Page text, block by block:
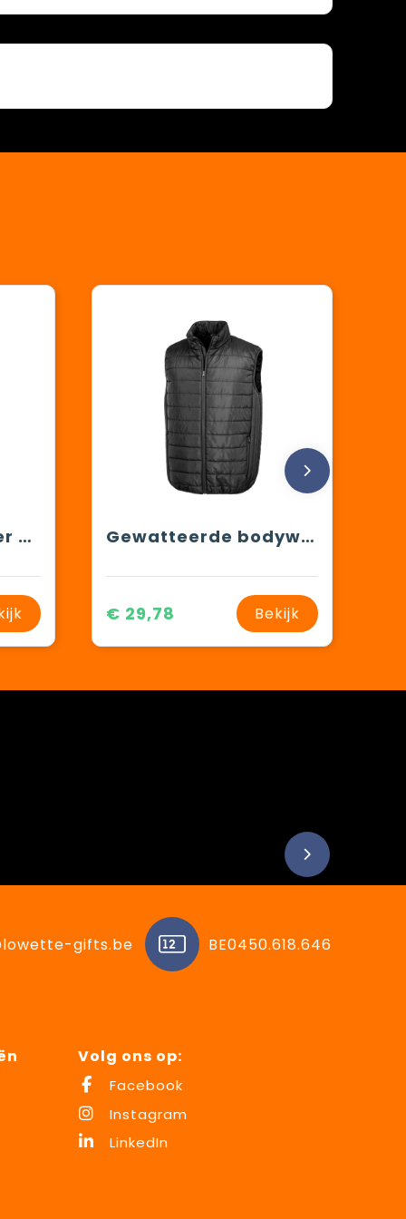
Lichte bodywarmer voor heren Gewatteerde bodywarmer Core
€ 29,78 Bekijk
gifts.be BE0450.618.646
Volg ons op:
Facebook
Instagram
LinkedIn